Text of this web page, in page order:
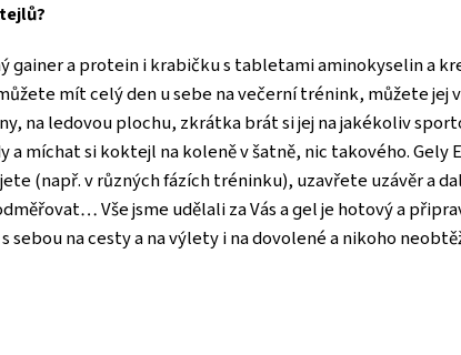
gainer a protein i krabičku s tabletami aminokyselin a
mít celý den u sebe na večerní trénink, můžete jej
na ledovou plochu, zkrátka brát si jej na jakékoliv
a míchat si koktejl na koleně v šatně, nic takového.
(např. v různých fázích tréninku), uzavřete uzávěr a
Vše jsme udělali za Vás a gel je hotový a
sebou na cesty a na výlety i na dovolené a nikoho